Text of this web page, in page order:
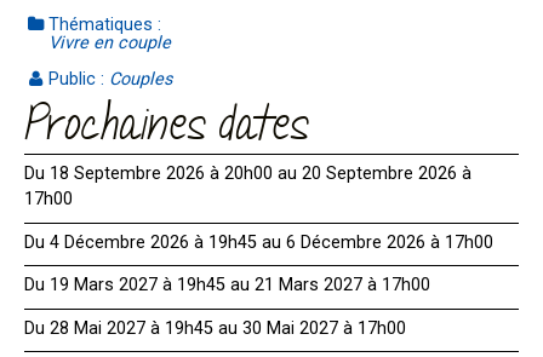
Thématiques :
Vivre en couple
Public : Couples
Prochaines dates
Du 18 Septembre 2026 à 20h00 au 20 Septembre 2026 à
17h00
Du 4 Décembre 2026 à 19h45 au 6 Décembre 2026 à 17h00
Du 19 Mars 2027 à 19h45 au 21 Mars 2027 à 17h00
Du 28 Mai 2027 à 19h45 au 30 Mai 2027 à 17h00